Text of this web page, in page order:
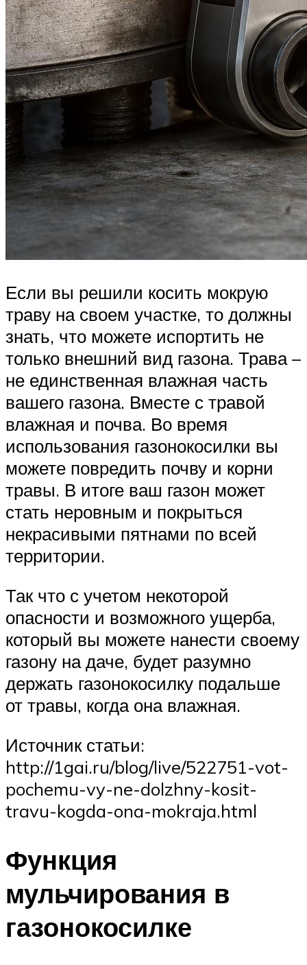
Если вы решили косить мокрую
траву на своем участке, то должны
знать, что можете испортить не
только внешний вид газона. Трава –
не единственная влажная часть
вашего газона. Вместе с травой
влажная и почва. Во время
использования газонокосилки вы
можете повредить почву и корни
травы. В итоге ваш газон может
стать неровным и покрыться
некрасивыми пятнами по всей
территории.
Так что с учетом некоторой
опасности и возможного ущерба,
который вы можете нанести своему
газону на даче, будет разумно
держать газонокосилку подальше
от травы, когда она влажная.
Источник статьи:
http://1gai.ru/blog/live/522751-vot-
pochemu-vy-ne-dolzhny-kosit-
travu-kogda-ona-mokraja.html
Функция
мульчирования в
газонокосилке